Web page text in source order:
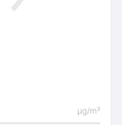
μg/m³